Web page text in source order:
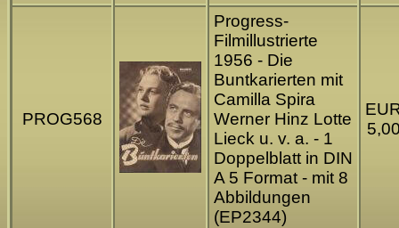
PROG568
Progress-
Filmillustrierte
1956 - Die
Buntkarierten mit
Camilla Spira
Werner Hinz Lotte
Lieck u. v. a. - 1
Doppelblatt in DIN
A 5 Format - mit 8
Abbildungen
(EP2344)